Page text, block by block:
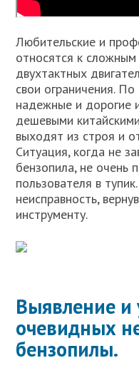
Любительские и
относятся к
двухтактных
свои ограничения.
надежные и дорогие
дешевыми
выходят из строя и
Ситуация, когда не
бензопила, не очень
пользователя в
неисправность,
инструменту.
Выявление и
очевидных
бензопилы.